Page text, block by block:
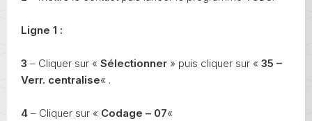
Ligne 1 :
3 – Cliquer sur « Sélectionner » puis cliquer sur « 35 –
Verr. centralise« .
4 – Cliquer sur « Codage – 07«